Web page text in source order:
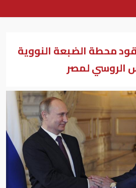
محطة الضبعة النووية
الروسي لمصر